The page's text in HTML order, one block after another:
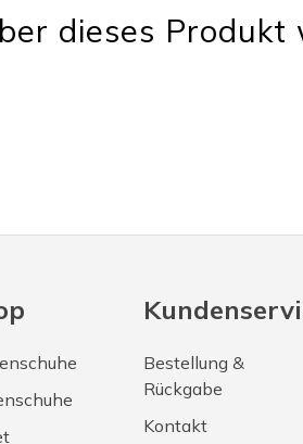
dieses Produkt
Bestellung &
Rückgabe
Kontakt